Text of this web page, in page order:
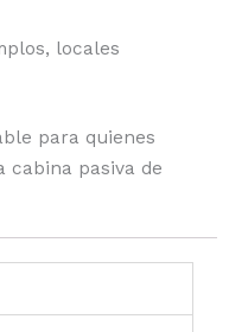
locales
para quienes
cabina pasiva de